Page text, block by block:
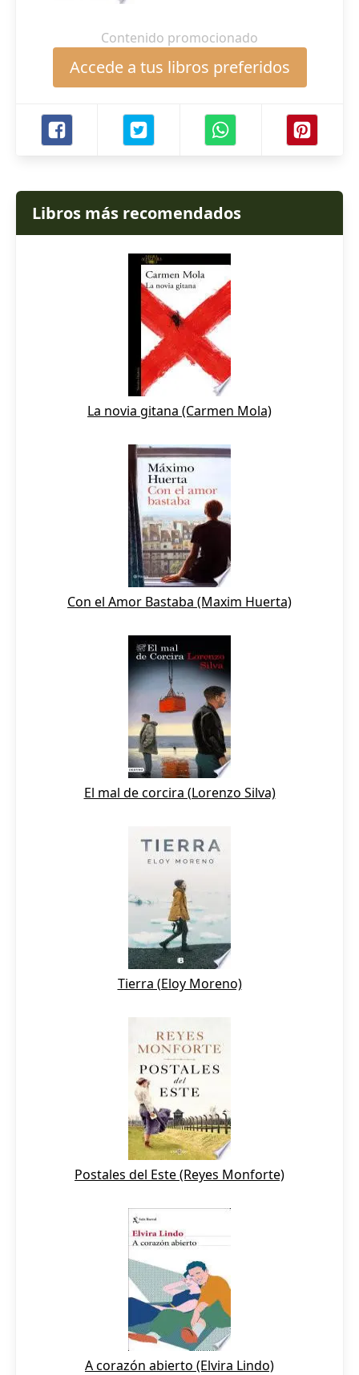
Contenido promocionado
Accede a tus libros preferidos
Libros más recomendados
La novia gitana (Carmen Mola)
Con el Amor Bastaba (Maxim Huerta)
El mal de corcira (Lorenzo Silva)
Tierra (Eloy Moreno)
Postales del Este (Reyes Monforte)
A corazón abierto (Elvira Lindo)